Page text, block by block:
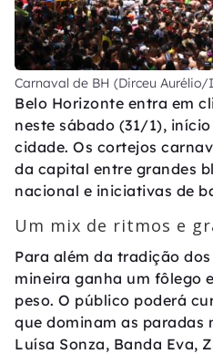
Carnaval de BH (Dirceu
Belo Horizonte entra em
neste sábado (31/1),
cidade. Os cortejos
da capital entre grandes
nacional e iniciativas de
Um mix de ritmos e
Para além da tradição
mineira ganha um fôlego
peso. O público poderá
que dominam as paradas
Luísa Sonza, Banda Eva,